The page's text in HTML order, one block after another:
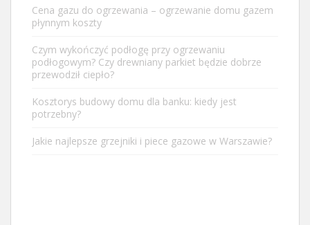
Cena gazu do ogrzewania – ogrzewanie domu gazem
płynnym koszty
Czym wykończyć podłogę przy ogrzewaniu
podłogowym? Czy drewniany parkiet będzie dobrze
przewodził ciepło?
Kosztorys budowy domu dla banku: kiedy jest
potrzebny?
Jakie najlepsze grzejniki i piece gazowe w Warszawie?